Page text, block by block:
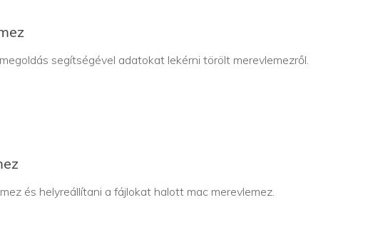
segítségével adatokat lekérni törölt merevlemezről.
és helyreállítani a fájlokat halott mac merevlemez.